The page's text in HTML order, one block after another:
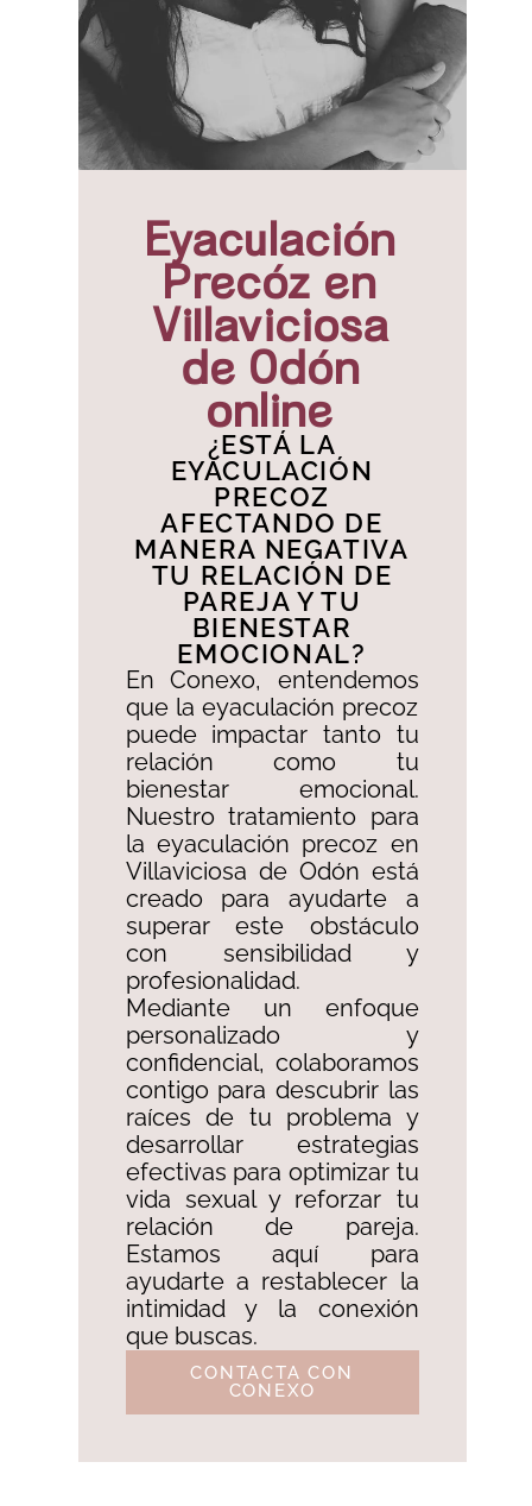
Eyaculación
Precóz en
Villaviciosa
de Odón
online
¿ESTÁ LA
EYACULACIÓN
PRECOZ
AFECTANDO DE
MANERA NEGATIVA
TU RELACIÓN DE
PAREJA Y TU
BIENESTAR
EMOCIONAL?​
En Conexo, entendemos
que la eyaculación precoz
puede impactar tanto tu
relación como tu
bienestar emocional.
Nuestro tratamiento para
la eyaculación precoz en
Villaviciosa de Odón está
creado para ayudarte a
superar este obstáculo
con sensibilidad y
profesionalidad. ​
Mediante un enfoque
personalizado y
confidencial, colaboramos
contigo para descubrir las
raíces de tu problema y
desarrollar estrategias
efectivas para optimizar tu
vida sexual y reforzar tu
relación de pareja.
Estamos aquí para
ayudarte a restablecer la
intimidad y la conexión
que buscas.
CONTACTA CON
CONEXO